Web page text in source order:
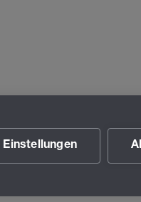
Einstellungen